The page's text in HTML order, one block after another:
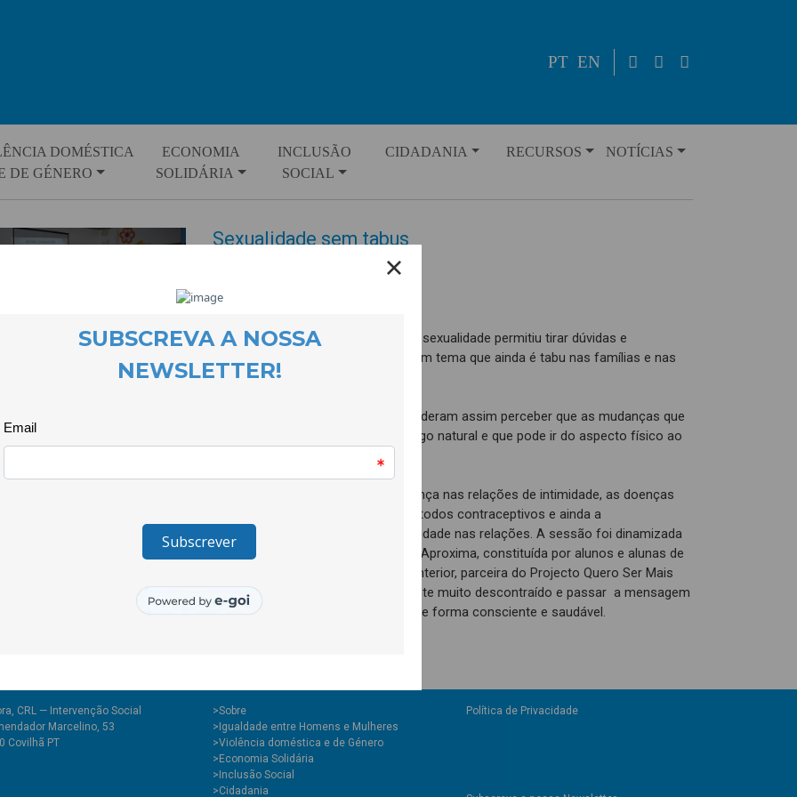
PT EN
DOMÉSTICA
DE GÉNERO
ECONOMIA
SOLIDÁRIA
INCLUSÃO
SOCIAL
CIDADANIA RECURSOS NOTÍCIAS
Sexualidade sem tabus
20 April 2022
A sessão destinada a jovens sobre sexualidade permitiu tirar dúvidas e
aprofundar conhecimentos sobre um tema que ainda é tabu nas famílias e nas
escolas.
Os jovens e as jovens presentes puderam assim perceber que as mudanças que
vêem ocorrer nos seus corpos é algo natural e que pode ir do aspecto físico ao
Abordaram-se questões da segurança nas relações de intimidade, as doenças
sexualmente transmissíveis, os métodos contraceptivos e ainda a
homossexualidade e heterossexualidade nas relações. A sessão foi dinamizada
pela Associação Humanitária Beira Aproxima, constituída por alunos e alunas de
Medicina da Universidade da Beira Interior, parceira do Projecto Quero Ser Mais
E8G que conseguiu criar um ambiente muito descontraído e passar a mensagem
de que a juventude deve ser vivida de forma consciente e saudável.
CRL — Intervenção Social
Marcelino, 53
Covilhã PT
>Sobre
>Igualdade entre Homens e Mulheres
>Violência doméstica e de Género
>Economia Solidária
>Inclusão Social
>Cidadania
Política de Privacidade